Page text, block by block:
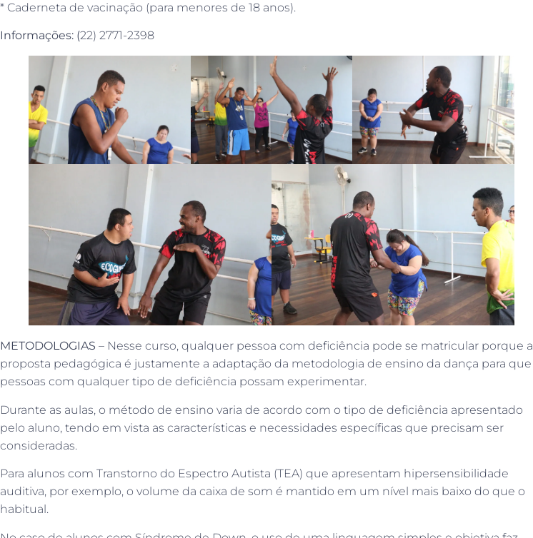
* Caderneta de vacinação (para menores de 18 anos).
Informações: (22) 2771-2398
METODOLOGIAS – Nesse curso, qualquer pessoa com deficiência pode se matricular porque a
proposta pedagógica é justamente a adaptação da metodologia de ensino da dança para que
pessoas com qualquer tipo de deficiência possam experimentar.
Durante as aulas, o método de ensino varia de acordo com o tipo de deficiência apresentado
pelo aluno, tendo em vista as características e necessidades específicas que precisam ser
consideradas.
Para alunos com Transtorno do Espectro Autista (TEA) que apresentam hipersensibilidade
auditiva, por exemplo, o volume da caixa de som é mantido em um nível mais baixo do que o
habitual.